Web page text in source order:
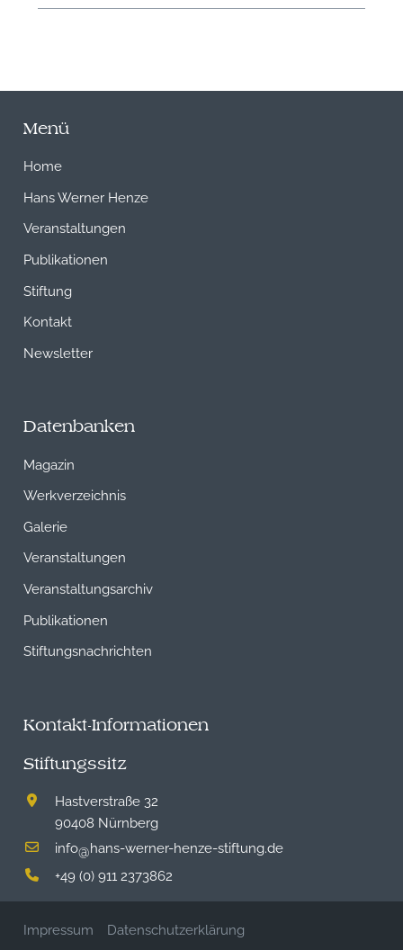
Menü
Home
Hans Werner Henze
Veranstaltungen
Publikationen
Stiftung
Kontakt
Newsletter
Datenbanken
Magazin
Werkverzeichnis
Galerie
Veranstaltungen
Veranstaltungsarchiv
Publikationen
Stiftungsnachrichten
Kontakt-Informationen
Stiftungssitz
Hastverstraße 32
90408 Nürnberg
info@hans-werner-henze-stiftung.de
+49 (0) 911 2373862
Impressum Datenschutzerklärung